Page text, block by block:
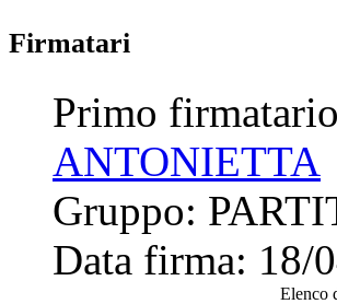
Firmatari
Primo
ANTONIETTA
Gruppo:
Data firma: 18/
Elenco